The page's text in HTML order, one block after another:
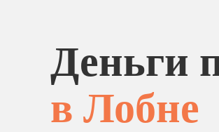
Деньги
в Лобне